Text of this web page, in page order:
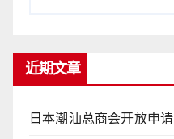
近期文章
日本潮汕总商会开放申请